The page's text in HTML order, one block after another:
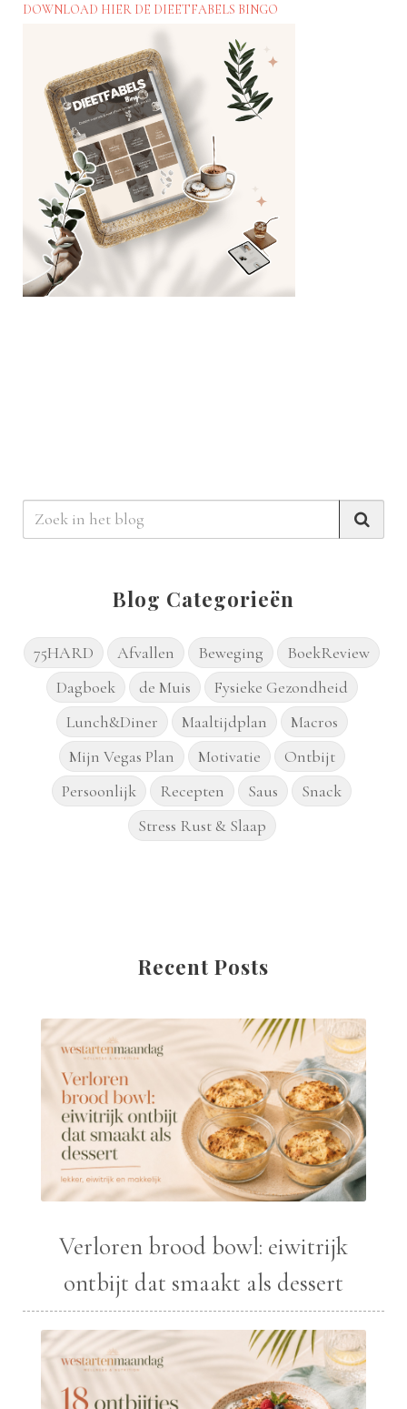
DOWNLOAD HIER DE DIEETFABELS BINGO
Blog Categorieën
75HARD Afvallen Beweging
BoekReview
Dagboek
de Muis
Fysieke Gezondheid
Lunch&Diner
Maaltijdplan
Macros
Mijn Vegas Plan
Motivatie
Ontbijt
Persoonlijk
Recepten Saus
Snack
Stress Rust & Slaap
Recent Posts
Verloren brood bowl: eiwitrijk
ontbijt dat smaakt als dessert